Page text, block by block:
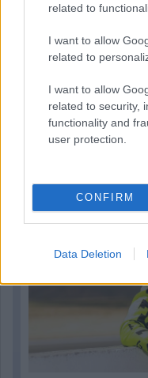
related to
I want to allow
related to
I want to allow
related to security,
functionality and
user protection.
CONFIRM
Data Deletion